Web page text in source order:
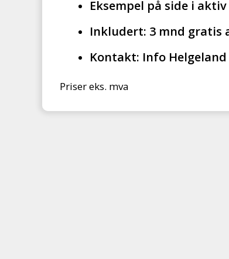
Eksempel på side i
Inkludert: 3 mnd gratis
Kontakt: Info Helgeland
Priser eks. mva